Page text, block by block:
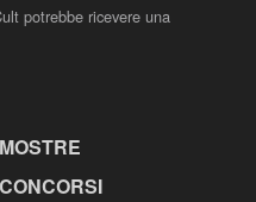
potrebbe ricevere una
MOSTRE
CONCORSI